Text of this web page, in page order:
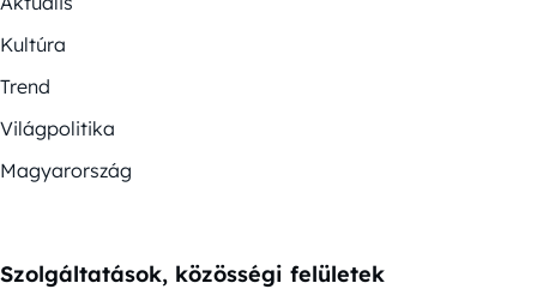
Kultúra
Trend
Világpolitika
Magyarország
Szolgáltatások, közösségi felületek